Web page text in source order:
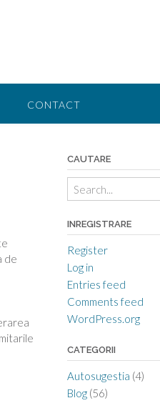
CONTACT
de
CAUTARE
INREGISTRARE
Register
Log in
Entries feed
Comments feed
WordPress.org
CATEGORII
Autosugestia (4)
Blog(56)